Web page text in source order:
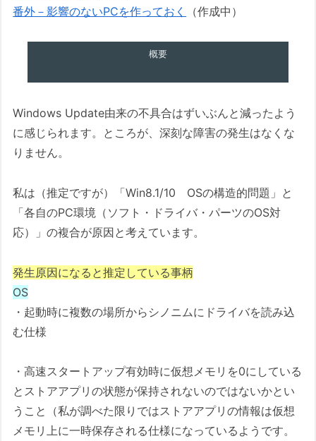
番外－影響のないPCを作っておく
（作成中）
概要
Windows Update由来の不具合はずいぶんと減ったよう
に感じられます。ところが、深刻な障害の発生はなくな
りません。
私は（推定ですが）「Win8.1/10 OSの構造的問題」と
「各自のPC環境（ソフト・ドライバ・パーツのOS対
応）」の複合が原因と考えています。
発生原因になると推定している事柄
OS
・起動時に複数の場所からシノニムにドライバを読み込
む仕様
・高速スタートアップ有効時に仮想メモリを0にしている
とストアアプリの状態が保持されないのではないかとい
うこと（私が調べた限りではストアアプリの情報は仮想
メモリ上に一時保存される仕様になっているようです。